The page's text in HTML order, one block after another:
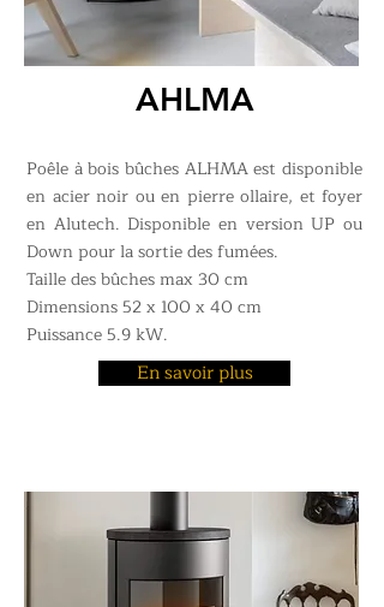
AHLMA
Poêle à bois bûches ALHMA est disponible
en acier noir ou en pierre ollaire, et foyer
en Alutech. Disponible en version UP ou
Down pour la sortie des fumées.
Taille des bûches max 30 cm
Dimensions 52 x 100 x 40 cm
Puissance 5.9 kW.
En savoir plus